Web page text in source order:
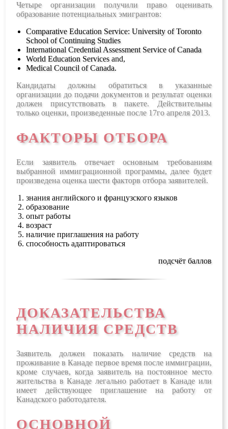
Четыре организации получили право оценивать
образование потенциальных эмигрантов:
Comparative Education Service: University of Toronto
School of Continuing Studies
International Credential Assessment Service of Canada
World Education Services and,
Medical Council of Canada.
Кандидаты должны обратиться в указанные
организации до подачи документов и результат оценки
должен присутствовать в пакете. Действительны
только оценки, произведенные после 17го апреля 2013.
ФАКТОРЫ ОТБОРА
Если заявитель отвечает основным требованиям
выбранной иммиграционной программы, далее будет
произведена оценка шести факторв отбора заявителей.
знания английского и французского языков
образование
опыт работы
возраст
наличие приглашения на работу
способность адаптироваться
подсчёт баллов
ДОКАЗАТЕЛЬСТВА
НАЛИЧИЯ СРЕДСТВ
Заявитель должен показать наличие средств на
проживание в Канаде первое время после иммиграции,
кроме случаев, когда заявитель на постоянное место
жительства в Канаде легально работает в Канаде или
имеет действующее приглашение на работу от
Канадского работодателя.
ОСНОВНОЙ